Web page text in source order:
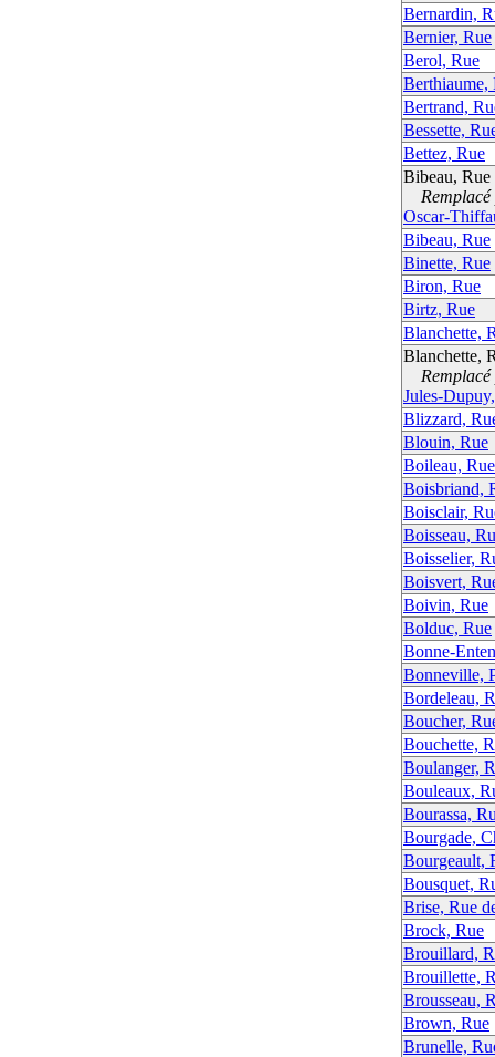
Bernardin,
Bernier, Rue
Berol, Rue
Berthiaume,
Bertrand,
Bessette,
Bettez, Rue
Bibeau, Rue
Remplacé
Oscar-
Bibeau, Rue
Binette, Rue
Biron, Rue
Birtz, Rue
Blanchette,
Blanchette,
Remplacé
Jules-
Blizzard,
Blouin, Rue
Boileau, Rue
Boisbriand,
Boisclair,
Boisseau,
Boisselier,
Boisvert,
Boivin, Rue
Bolduc, Rue
Bonne-
Bonneville,
Bordeleau,
Boucher,
Bouchette,
Boulanger,
Bouleaux,
Bourassa,
Bourgade,
Bourgeault,
Bousquet,
Brise, Rue
Brock, Rue
Brouillard,
Brouillette,
Brousseau,
Brown, Rue
Brunelle,